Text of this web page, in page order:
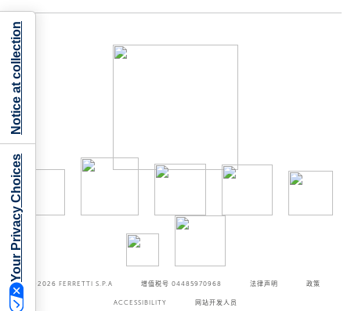
©2026 FERRETTI S.P.A 增值税号 04485970968 法律声明 政策
ACCESSIBILITY 网站开发人员
Your Privacy Choices
Notice at collection